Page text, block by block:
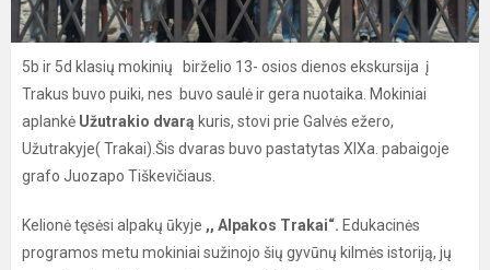
5b ir 5d klasių mokinių birželio 13- osios dienos ekskursija į
Trakus buvo puiki, nes buvo saulė ir gera nuotaika. Mokiniai
aplankė Užutrakio dvarą kuris, stovi prie Galvės ežero,
Užutrakyje( Trakai).Šis dvaras buvo pastatytas XIXa. pabaigoje
grafo Juozapo Tiškevičiaus.
Kelionė tęsėsi alpakų ūkyje ,, Alpakos Trakai“. Edukacinės
programos metu mokiniai sužinojo šių gyvūnų kilmės istoriją, jų